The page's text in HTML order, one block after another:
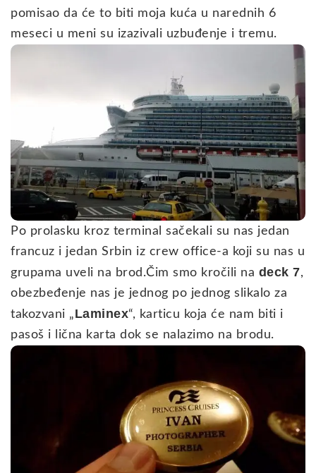
pomisao da će to biti moja kuća u narednih 6
meseci u meni su izazivali uzbuđenje i tremu.
Po prolasku kroz terminal sačekali su nas jedan
francuz i jedan Srbin iz crew office-a koji su nas u
grupama uveli na brod.Čim smo kročili na deck 7,
obezbeđenje nas je jednog po jednog slikalo za
takozvani „Laminex“, karticu koja će nam biti i
pasoš i lična karta dok se nalazimo na brodu.